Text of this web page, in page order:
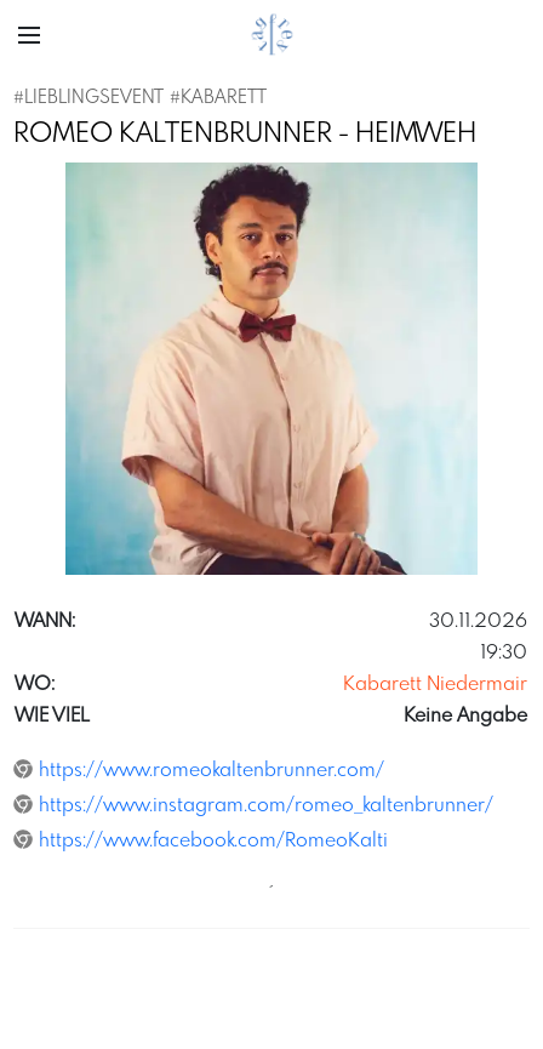
#LIEBLINGSEVENT #KABARETT
ROMEO KALTENBRUNNER - HEIMWEH
Previous
WANN:
30.11.2026
19:30
WO:
Kabarett Niedermair
WIE VIEL
Keine Angabe
https://www.romeokaltenbrunner.com/
https://www.instagram.com/romeo_kaltenbrunner/
https://www.facebook.com/RomeoKalti
´